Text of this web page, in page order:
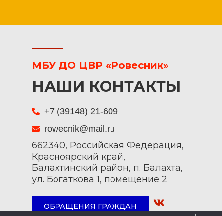
МБУ ДО ЦВР «Ровесник»
НАШИ КОНТАКТЫ
+7 (39148) 21-609
rowecnik@mail.ru
662340, Российская Федерация,
Красноярский край,
Балахтинский район, п. Балахта,
ул. Богаткова 1, помещение 2
ОБРАЩЕНИЯ ГРАЖДАН